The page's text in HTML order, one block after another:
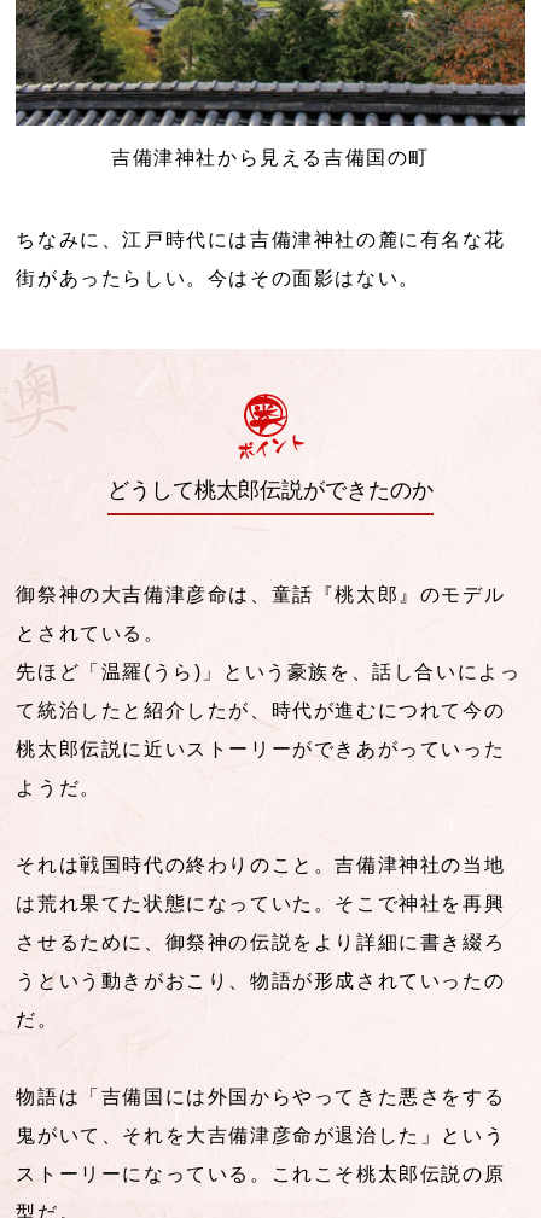
吉備津神社から見える吉備国の町
ちなみに、江戸時代には吉備津神社の麓に有名な花
街があったらしい。今はその面影はない。
どうして桃太郎伝説ができたのか
御祭神の大吉備津彦命は、童話『桃太郎』のモデル
とされている。
先ほど「温羅(うら)」という豪族を、話し合いによっ
て統治したと紹介したが、時代が進むにつれて今の
桃太郎伝説に近いストーリーができあがっていった
ようだ。
それは戦国時代の終わりのこと。吉備津神社の当地
は荒れ果てた状態になっていた。そこで神社を再興
させるために、御祭神の伝説をより詳細に書き綴ろ
うという動きがおこり、物語が形成されていったの
だ。
物語は「吉備国には外国からやってきた悪さをする
鬼がいて、それを大吉備津彦命が退治した」という
ストーリーになっている。これこそ桃太郎伝説の原
型だ。